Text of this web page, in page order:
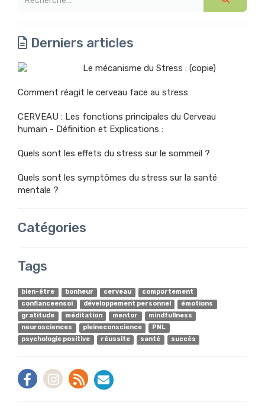
Derniers articles
Le mécanisme du Stress : (copie)
Comment réagit le cerveau face au stress
CERVEAU : Les fonctions principales du Cerveau
humain - Définition et Explications :
Quels sont les effets du stress sur le sommeil ?
Quels sont les symptômes du stress sur la santé
mentale ?
Catégories
Tags
bien-être bonheur cerveau
comportement
confianceensoi
développement personnel
émotions
gratitude
méditation mentor
mindfullness
neurosciences
pleineconscience
PNL
psychologie positive
réussite santé succès